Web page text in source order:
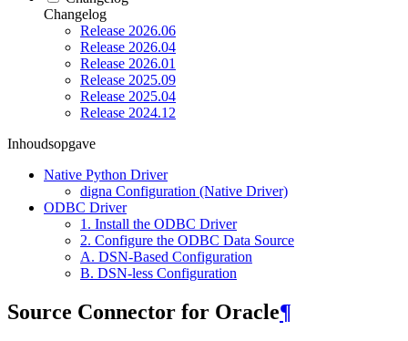
Changelog
Release 2026.06
Release 2026.04
Release 2026.01
Release 2025.09
Release 2025.04
Release 2024.12
Inhoudsopgave
Native Python Driver
digna Configuration (Native Driver)
ODBC Driver
1. Install the ODBC Driver
2. Configure the ODBC Data Source
A. DSN-Based Configuration
B. DSN-less Configuration
Source Connector for Oracle¶